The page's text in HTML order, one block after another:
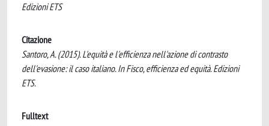
Edizioni ETS
Citazione
Santoro, A. (2015). L'equità e l'efficienza nell'azione di contrasto
dell'evasione: il caso italiano. In Fisco, efficienza ed equità. Edizioni
ETS.
Fulltext